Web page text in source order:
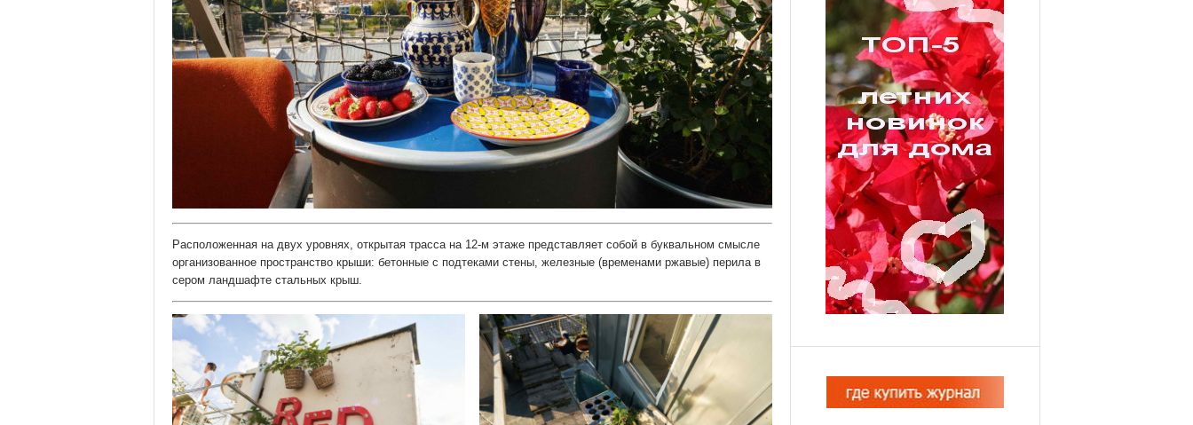
Расположенная на двух уровнях, открытая трасса на 12-м этаже представляет собой в буквальном смысле
организованное пространство крыши: бетонные с подтеками стены, железные (временами ржавые) перила в
сером ландшафте стальных крыш.